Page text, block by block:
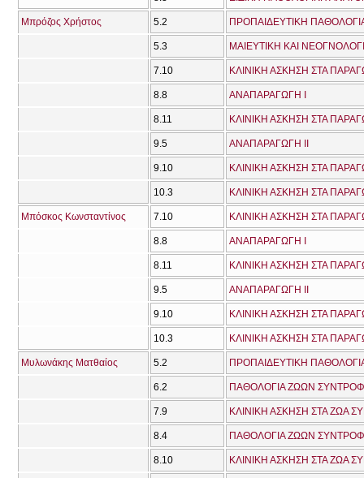
Μπρόζος Χρήστος 5.2 ΠΡΟΠΑΙΔΕΥΤΙΚΗ
5.3 ΜΑΙΕΥΤΙΚΗ ΚΑΙ
7.10 ΚΛΙΝΙΚΗ ΑΣΚΗΣΗ ΣΤΑ
8.8 ΑΝΑΠΑΡΑΓΩΓΗ Ι
8.11 ΚΛΙΝΙΚΗ ΑΣΚΗΣΗ ΣΤΑ
9.5 ΑΝΑΠΑΡΑΓΩΓΗ ΙΙ
9.10 ΚΛΙΝΙΚΗ ΑΣΚΗΣΗ ΣΤΑ
10.3 ΚΛΙΝΙΚΗ ΑΣΚΗΣΗ ΣΤΑ
Μπόσκος Κωνσταντίνος 7.10 ΚΛΙΝΙΚΗ ΑΣΚΗΣΗ ΣΤΑ
8.8 ΑΝΑΠΑΡΑΓΩΓΗ Ι
8.11 ΚΛΙΝΙΚΗ ΑΣΚΗΣΗ ΣΤΑ
9.5 ΑΝΑΠΑΡΑΓΩΓΗ ΙΙ
9.10 ΚΛΙΝΙΚΗ ΑΣΚΗΣΗ ΣΤΑ
10.3 ΚΛΙΝΙΚΗ ΑΣΚΗΣΗ ΣΤΑ
Μυλωνάκης Ματθαίος 5.2 ΠΡΟΠΑΙΔΕΥΤΙΚΗ
6.2 ΠΑΘΟΛΟΓΙΑ ΖΩΩΝ
7.9 ΚΛΙΝΙΚΗ ΑΣΚΗΣΗ ΣΤΑ ΖΩΑ
8.4 ΠΑΘΟΛΟΓΙΑ ΖΩΩΝ
8.10 ΚΛΙΝΙΚΗ ΑΣΚΗΣΗ ΣΤΑ ΖΩΑ